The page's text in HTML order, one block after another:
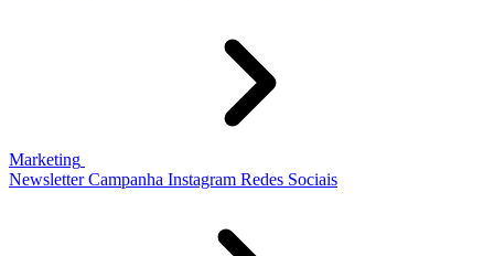
Marketing
Newsletter Campanha Instagram Redes Sociais